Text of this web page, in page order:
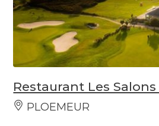
Restaurant Les
PLOEMEUR